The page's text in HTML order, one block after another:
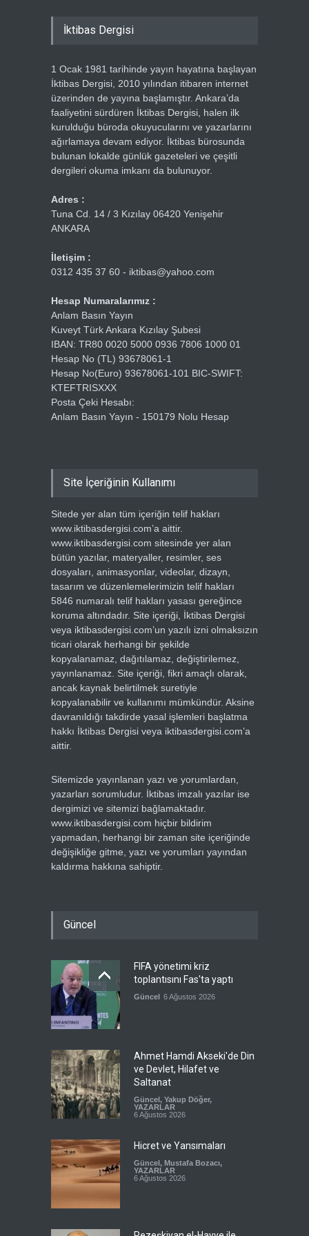
İktibas Dergisi
1 Ocak 1981 tarihinde yayın hayatına başlayan
İktibas Dergisi, 2010 yılından itibaren internet
üzerinden de yayına başlamıştır. Ankara’da
faaliyetini sürdüren İktibas Dergisi, halen ilk
kurulduğu büroda okuyucularını ve yazarlarını
ağırlamaya devam ediyor. İktibas bürosunda
bulunan lokalde günlük gazeteleri ve çeşitli
dergileri okuma imkanı da bulunuyor.
Adres :
Tuna Cd. 14 / 3 Kızılay 06420 Yenişehir
ANKARA
İletişim :
0312 435 37 60 - iktibas@yahoo.com
Hesap Numaralarımız :
Anlam Basın Yayın
Kuveyt Türk Ankara Kızılay Şubesi
IBAN: TR80 0020 5000 0936 7806 1000 01
Hesap No (TL) 93678061-1
Hesap No(Euro) 93678061-101 BIC-SWIFT:
KTEFTRISXXX
Posta Çeki Hesabı:
Anlam Basın Yayın - 150179 Nolu Hesap
Site İçeriğinin Kullanımı
Sitede yer alan tüm içeriğin telif hakları
www.iktibasdergisi.com’a aittir.
www.iktibasdergisi.com sitesinde yer alan
bütün yazılar, materyaller, resimler, ses
dosyaları, animasyonlar, videolar, dizayn,
tasarım ve düzenlemelerimizin telif hakları
5846 numaralı telif hakları yasası gereğince
koruma altındadır. Site içeriği, İktibas Dergisi
veya iktibasdergisi.com’un yazılı izni olmaksızın
ticari olarak herhangi bir şekilde
kopyalanamaz, dağıtılamaz, değiştirilemez,
yayınlanamaz. Site içeriği, fikri amaçlı olarak,
ancak kaynak belirtilmek suretiyle
kopyalanabilir ve kullanımı mümkündür. Aksine
davranıldığı takdirde yasal işlemleri başlatma
hakkı İktibas Dergisi veya iktibasdergisi.com’a
aittir.
Sitemizde yayınlanan yazı ve yorumlardan,
yazarları sorumludur. İktibas imzalı yazılar ise
dergimizi ve sitemizi bağlamaktadır.
www.iktibasdergisi.com hiçbir bildirim
yapmadan, herhangi bir zaman site içeriğinde
değişikliğe gitme, yazı ve yorumları yayından
kaldırma hakkına sahiptir.
Güncel
FIFA yönetimi kriz
toplantısını Fas'ta yaptı
Güncel 6 Ağustos 2026
Ahmet Hamdi Akseki'de Din
ve Devlet, Hilafet ve
Saltanat
Güncel , Yakup Döğer,
YAZARLAR
6 Ağustos 2026
Hicret ve Yansımaları
Güncel , Mustafa Bozacı,
YAZARLAR
6 Ağustos 2026